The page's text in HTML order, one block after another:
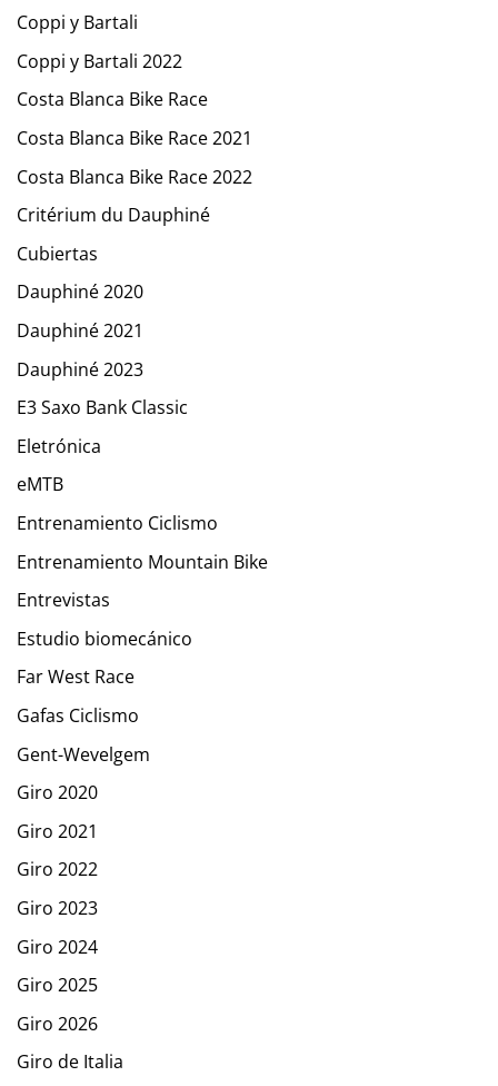
Coppi y Bartali
Coppi y Bartali 2022
Costa Blanca Bike Race
Costa Blanca Bike Race 2021
Costa Blanca Bike Race 2022
Critérium du Dauphiné
Cubiertas
Dauphiné 2020
Dauphiné 2021
Dauphiné 2023
E3 Saxo Bank Classic
Eletrónica
eMTB
Entrenamiento Ciclismo
Entrenamiento Mountain Bike
Entrevistas
Estudio biomecánico
Far West Race
Gafas Ciclismo
Gent-Wevelgem
Giro 2020
Giro 2021
Giro 2022
Giro 2023
Giro 2024
Giro 2025
Giro 2026
Giro de Italia